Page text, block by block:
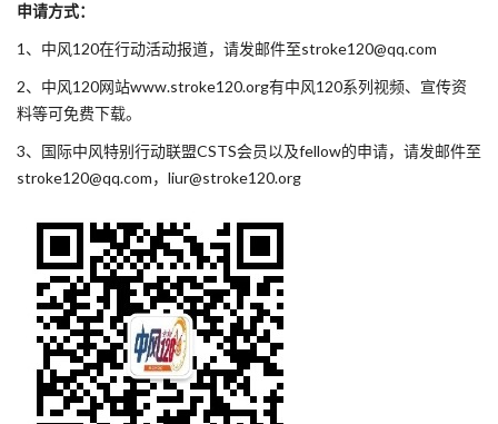
申请方式：
1、中风120在行动活动报道，请发邮件至stroke120@qq.com
2、中风120网站www.stroke120.org有中风120系列视频、宣传资
料等可免费下载。
3、国际中风特别行动联盟CSTS会员以及fellow的申请，请发邮件至
stroke120@qq.com，liur@stroke120.org